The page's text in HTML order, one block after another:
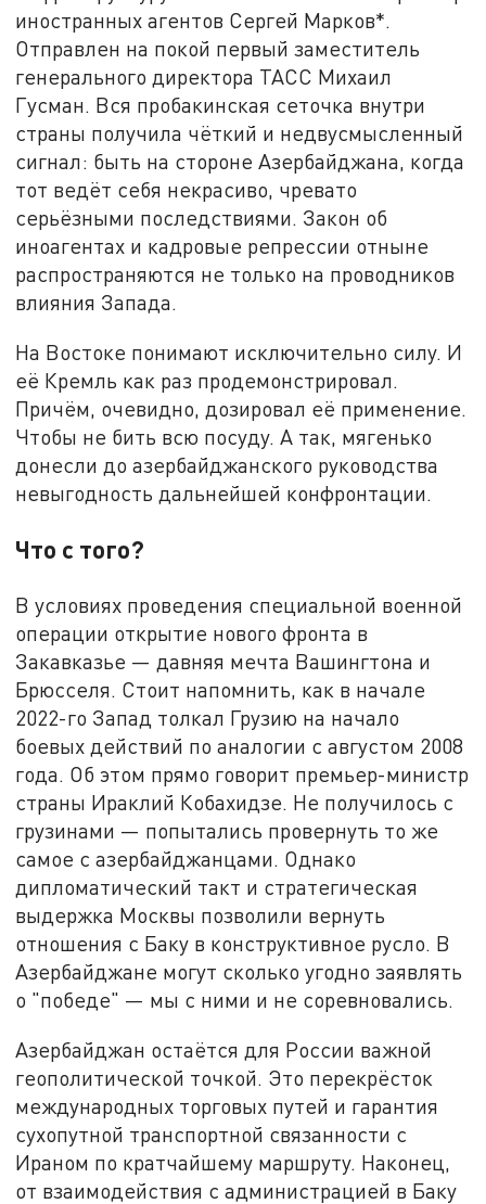
иностранных агентов Сергей Марков*.
Отправлен на покой первый заместитель
генерального директора ТАСС Михаил
Гусман. Вся пробакинская сеточка внутри
страны получила чёткий и недвусмысленный
сигнал: быть на стороне Азербайджана, когда
тот ведёт себя некрасиво, чревато
серьёзными последствиями. Закон об
иноагентах и кадровые репрессии отныне
распространяются не только на проводников
влияния Запада.
На Востоке понимают исключительно силу. И
её Кремль как раз продемонстрировал.
Причём, очевидно, дозировал её применение.
Чтобы не бить всю посуду. А так, мягенько
донесли до азербайджанского руководства
невыгодность дальнейшей конфронтации.
Что с того?
В условиях проведения специальной военной
операции открытие нового фронта в
Закавказье — давняя мечта Вашингтона и
Брюсселя. Стоит напомнить, как в начале
2022-го Запад толкал Грузию на начало
боевых действий по аналогии с августом 2008
года. Об этом прямо говорит премьер-министр
страны Ираклий Кобахидзе. Не получилось с
грузинами — попытались провернуть то же
самое с азербайджанцами. Однако
дипломатический такт и стратегическая
выдержка Москвы позволили вернуть
отношения с Баку в конструктивное русло. В
Азербайджане могут сколько угодно заявлять
о "победе" — мы с ними и не соревновались.
Азербайджан остаётся для России важной
геополитической точкой. Это перекрёсток
международных торговых путей и гарантия
сухопутной транспортной связанности с
Ираном по кратчайшему маршруту. Наконец,
от взаимодействия с администрацией в Баку